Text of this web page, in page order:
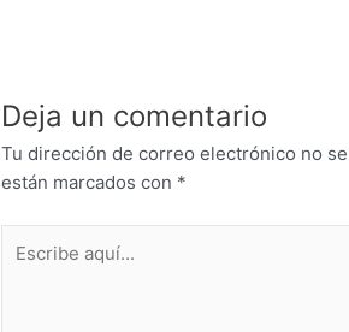
Deja un comentario
Tu dirección de correo electrónico no
están marcados con *
aquí...